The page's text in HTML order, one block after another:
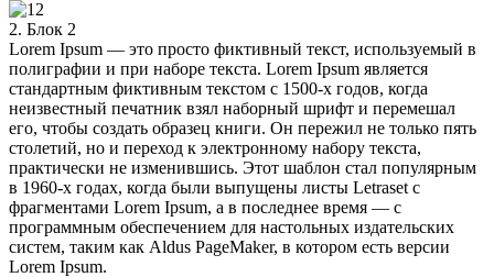
2. Блок 2
Lorem Ipsum — это просто фиктивный текст, используемый в
полиграфии и при наборе текста. Lorem Ipsum является
стандартным фиктивным текстом с 1500-х годов, когда
неизвестный печатник взял наборный шрифт и перемешал
его, чтобы создать образец книги. Он пережил не только пять
столетий, но и переход к электронному набору текста,
практически не изменившись. Этот шаблон стал популярным
в 1960-х годах, когда были выпущены листы Letraset с
фрагментами Lorem Ipsum, а в последнее время — с
программным обеспечением для настольных издательских
систем, таким как Aldus PageMaker, в котором есть версии
Lorem Ipsum.